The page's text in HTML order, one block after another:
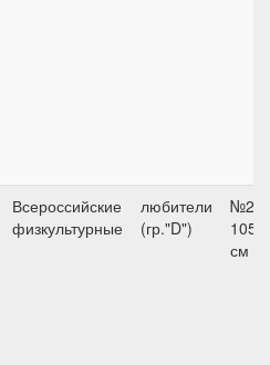
Всероссийские
физкультурные
любители
(гр."D")
№2,
105
см